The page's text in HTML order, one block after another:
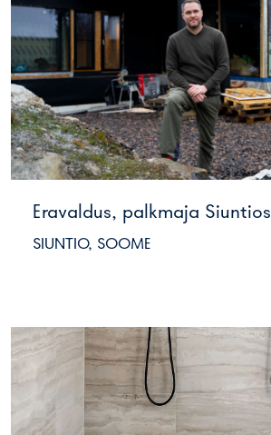
Eravaldus, palkmaja Siuntios
SIUNTIO, SOOME